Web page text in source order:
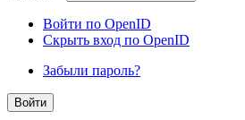
Войти по OpenID
Скрыть вход по OpenID
Забыли пароль?